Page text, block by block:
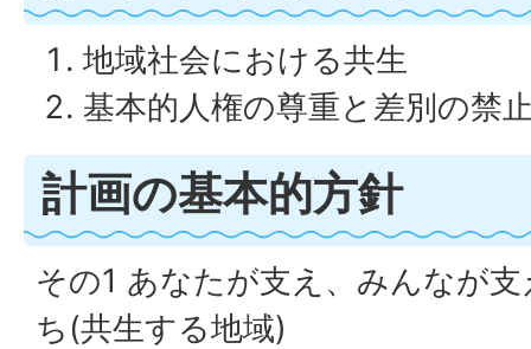
地域社会における共生
基本的人権の尊重と差別の禁
計画の基本的方針
その1 あなたが支え、みんなが
ち(共生する地域)